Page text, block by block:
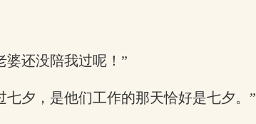
婆还没陪我过呢！”
夕，是他们工作的那天恰好是七夕。”